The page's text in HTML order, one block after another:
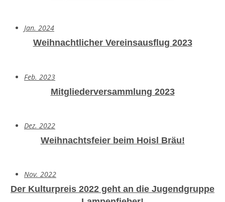
Jan. 2024
Weihnachtlicher Vereinsausflug 2023
Feb. 2023
Mitgliederversammlung 2023
Dez. 2022
Weihnachtsfeier beim Hoisl Bräu!
Nov. 2022
Der Kulturpreis 2022 geht an die Jugendgruppe